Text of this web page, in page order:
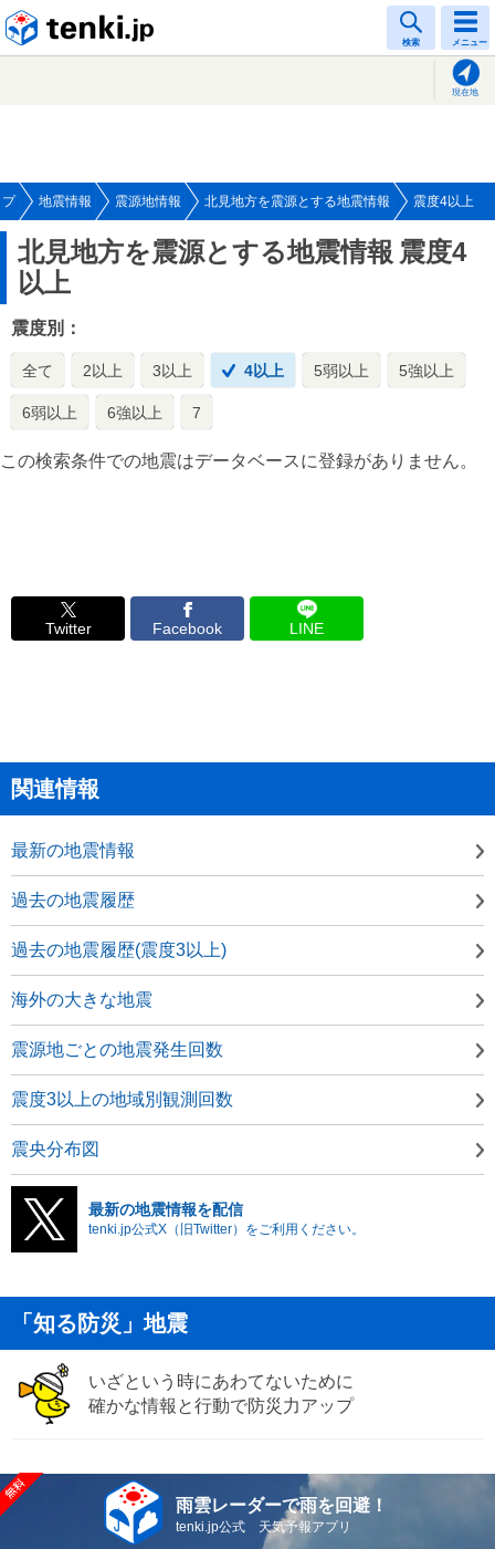
検索 メニュー
現在地
地震情報 震源地情報 北見地方を震源とする地震情報 震度4以上
北見地方を震源とする地震情報 震度4
以上
震度別：
全て 2以上 3以上 4以上 5弱以上 5強以上
6弱以上 6強以上 7
この検索条件での地震はデータベースに登録がありません。
Twitter Facebook LINE
関連情報
最新の地震情報
過去の地震履歴
過去の地震履歴(震度3以上)
海外の大きな地震
震源地ごとの地震発生回数
震度3以上の地域別観測回数
震央分布図
最新の地震情報を配信
tenki.jp公式X（旧Twitter）をご利用ください。
「知る防災」地震
いざという時にあわてないために
確かな情報と行動で防災力アップ
雨雲レーダーで雨を回避！
tenki.jp公式 天気予報アプリ